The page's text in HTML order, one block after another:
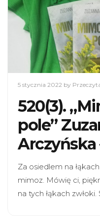
5 stycznia 2022 by
520(3).
pole”
Arczyńska
Za osiedlem na
mimoz. Mówię ci,
na tych łąkach